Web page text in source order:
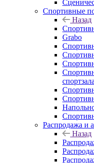
Спортивные
Назад
Grabo
спортзала
Распродажа и
Назад